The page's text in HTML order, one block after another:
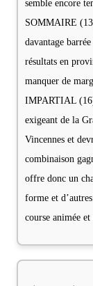
semble encore
SOMMAIRE
davantage
résultats en
manquer de
IMPARTIAL
exigeant de la
Vincennes et
combinaison
offre donc un
forme et
course animée et